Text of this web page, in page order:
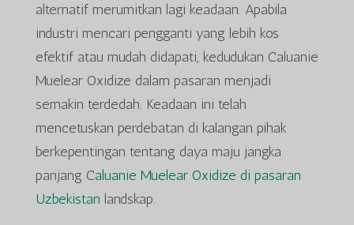
alternatif merumitkan lagi keadaan. Apabila
industri mencari pengganti yang lebih kos
efektif atau mudah didapati, kedudukan Caluanie
Muelear Oxidize dalam pasaran menjadi
semakin terdedah. Keadaan ini telah
mencetuskan perdebatan di kalangan pihak
berkepentingan tentang daya maju jangka
panjang Caluanie Muelear Oxidize di pasaran
Uzbekistan landskap.